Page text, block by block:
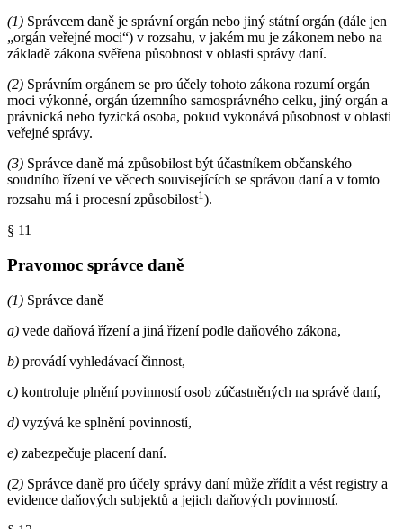
(1) Správcem daně je správní orgán nebo jiný státní orgán (dále jen
„orgán veřejné moci“) v rozsahu, v jakém mu je zákonem nebo na
základě zákona svěřena působnost v oblasti správy daní.
(2) Správním orgánem se pro účely tohoto zákona rozumí orgán
moci výkonné, orgán územního samosprávného celku, jiný orgán a
právnická nebo fyzická osoba, pokud vykonává působnost v oblasti
veřejné správy.
(3) Správce daně má způsobilost být účastníkem občanského
soudního řízení ve věcech souvisejících se správou daní a v tomto
rozsahu má i procesní způsobilost1).
§ 11
Pravomoc správce daně
(1) Správce daně
a) vede daňová řízení a jiná řízení podle daňového zákona,
b) provádí vyhledávací činnost,
c) kontroluje plnění povinností osob zúčastněných na správě daní,
d) vyzývá ke splnění povinností,
e) zabezpečuje placení daní.
(2) Správce daně pro účely správy daní může zřídit a vést registry a
evidence daňových subjektů a jejich daňových povinností.